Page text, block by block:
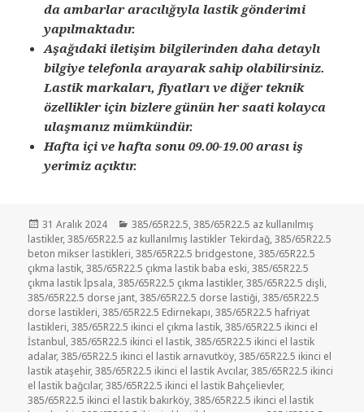
da ambarlar aracılığıyla lastik gönderimi
yapılmaktadır.
Aşağıdaki iletişim bilgilerinden daha detaylı
bilgiye telefonla arayarak sahip olabilirsiniz.
Lastik markaları, fiyatları ve diğer teknik
özellikler için bizlere günün her saati kolayca
ulaşmanız mümkündür.
Hafta içi ve hafta sonu 09.00-19.00 arası iş
yerimiz açıktır.
Yayın
tarihi
31 Aralık 2024 Kategoriler
385/65R22.5,385/65R22.5 az kullanılmış
lastikler,385/65R22.5 az kullanılmış lastikler Tekirdağ,385/65R22.5
beton mikser lastikleri,385/65R22.5 bridgestone,385/65R22.5
çıkma lastik,385/65R22.5 çıkma lastik baba eski,385/65R22.5
çıkma lastik İpsala,385/65R22.5 çıkma lastikler,385/65R22.5 dişli,
385/65R22.5 dorse jant,385/65R22.5 dorse lastiği,385/65R22.5
dorse lastikleri,385/65R22.5 Edirnekapı,385/65R22.5 hafriyat
lastikleri,385/65R22.5 ikinci el çıkma lastik,385/65R22.5 ikinci el
İstanbul,385/65R22.5 ikinci el lastik,385/65R22.5 ikinci el lastik
adalar,385/65R22.5 ikinci el lastik arnavutköy,385/65R22.5 ikinci el
lastik ataşehir,385/65R22.5 ikinci el lastik Avcılar,385/65R22.5 ikinci
el lastik bağcılar,385/65R22.5 ikinci el lastik Bahçelievler,
385/65R22.5 ikinci el lastik bakırköy,385/65R22.5 ikinci el lastik